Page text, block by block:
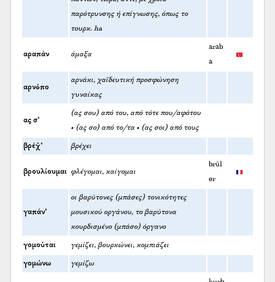
παρότρυνσης ή επίγνωσης, όπως το
τουρκ. ha
αραπάν άμαξα
arab
a
αρνόπο
αρνάκι, χαϊδευτική προσφώνηση
γυναίκας
ας σ’
(ας σου) από του, από τότε που/αφότου
• (ας σο) από το/τα • (ας σοι) από τους
βρέχ̌’ βρέχει
βρουλίουμαι φλέγομαι, καίγομαι
brûl
er
γαπάν’
οι βαρύτονες (μπάσες) τονικότητες
μουσικού οργάνου, το βαρύτονα
κουρδισμένο (μπάσο) όργανο
γομούται γεμίζει, βουρκώνει, κομπιάζει
γομώνω γεμίζω